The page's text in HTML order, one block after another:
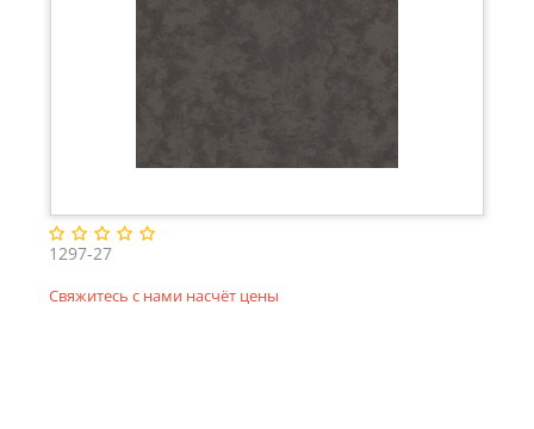
1297-27
Свяжитесь с нами насчёт цены